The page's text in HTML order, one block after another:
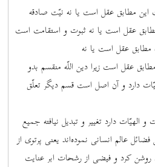
مطابق عقل است یا نه نیّت صادقه
عقل است یا نه ثبوت و استقامت است
عقل است یا نه
عقل است زیرا دین اللّه منقسم بدو
دارد و آن اصل است قسم دیگر تعلّق
الهیّات دارد تغییر و تبدیل نیافته جمیع
عالم انسانی نموده‌اند یعنی پرتوی از
کرد و فیضی از رشحات ابر عنایت